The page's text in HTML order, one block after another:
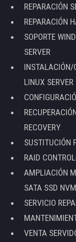
REPARACIÓN
REPARACIÓN
SOPORTE
SERVER
INSTALACIÓN/
LINUX SERVER
RECOVERY
SUSTITUCIÓN
RAID
AMPLIACIÓN
SATA SSD
SERVICIO
VENTA